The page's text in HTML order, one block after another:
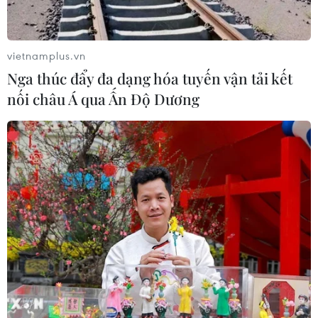
Xem thêm
CƠ QUAN CHỦ QUẢN: THÔNG TẤN XÃ VIỆT NAM
Tổng Biên tập: TRẦN TIẾN DUẨN
Phó Tổng Biên tập: NGUYỄN THỊ TÁM, KHÚC THANH
THỦY
Sở hữu trí tuệ
Quy định sử dụng
RSS
Hỗ trợ
Ngôn ngữ
TTXVN
vietnamplus.vn
Nga thúc đẩy đa dạng hóa tuyến vận tải kết
nối châu Á qua Ấn Độ Dương